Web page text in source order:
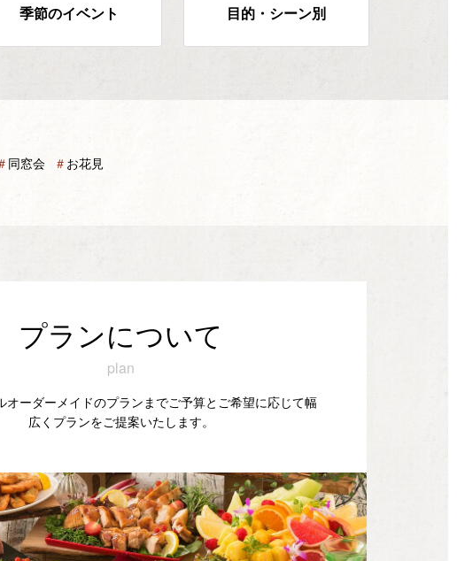
季節のイベント 目的・シーン別
同窓会 ＃ お花見
プランについて
plan
オーダーメイドのプランまでご予算とご希望に応じて幅
広くプランをご提案いたします。